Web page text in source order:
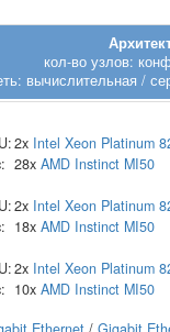
кол-во узлов:
вычислительная /
2x Intel Xeon Platinum
28x AMD Instinct MI50
2x Intel Xeon Platinum
18x AMD Instinct MI50
2x Intel Xeon Platinum
10x AMD Instinct MI50